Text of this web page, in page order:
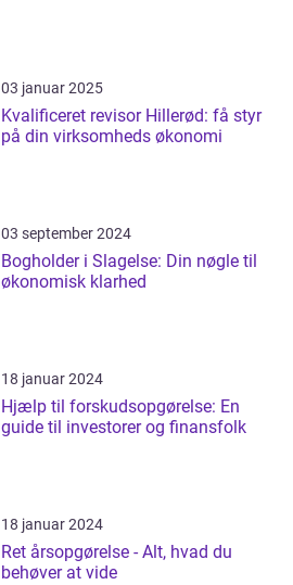
03 januar 2025
Kvalificeret revisor Hillerød: få styr
på din virksomheds økonomi
03 september 2024
Bogholder i Slagelse: Din nøgle til
økonomisk klarhed
18 januar 2024
Hjælp til forskudsopgørelse: En
guide til investorer og finansfolk
18 januar 2024
Ret årsopgørelse - Alt, hvad du
behøver at vide